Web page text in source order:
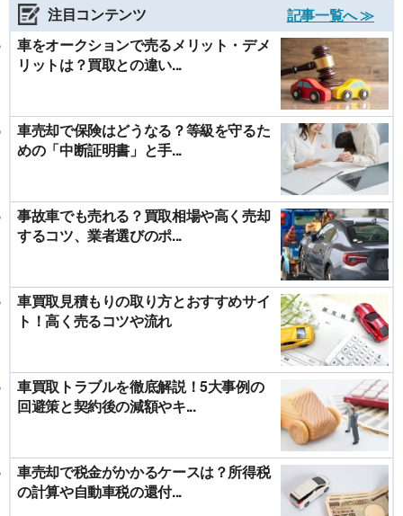
注目コンテンツ
記事一覧へ ≫
車をオークションで売るメリット・デメ
リットは？買取との違い...
車売却で保険はどうなる？等級を守るた
めの「中断証明書」と手...
事故車でも売れる？買取相場や高く売却
するコツ、業者選びのポ...
車買取見積もりの取り方とおすすめサイ
ト！高く売るコツや流れ
車買取トラブルを徹底解説！5大事例の
回避策と契約後の減額やキ...
車売却で税金がかかるケースは？所得税
の計算や自動車税の還付...